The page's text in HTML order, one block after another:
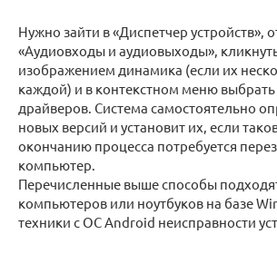
Нужно зайти в «Диспетчер устройств»,
«Аудиовходы и аудиовыходы»,
изображением динамика (если их
каждой) и в контекстном меню
драйверов. Система самостоятельно
новых версий и установит их, если
окончанию процесса потребуется
компьютер.
Перечисленные выше способы
компьютеров или ноутбуков на базе
техники с ОС Android неисправности